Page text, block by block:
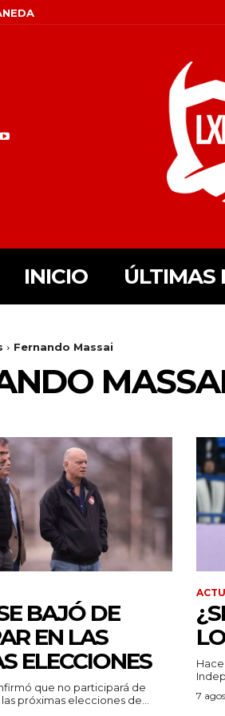
INICIO ÚLTIMAS
Fernando Massai
BAJÓ DE
EN LAS
ELECCIONES
que no participará de
próximas elecciones de...
7